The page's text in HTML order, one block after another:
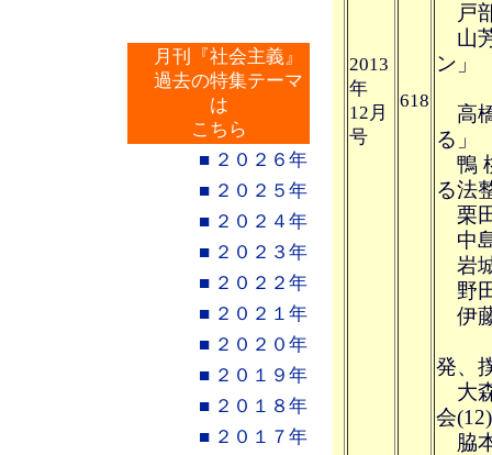
月刊『社会主義』
過去の特集テーマ
は
こちら
■ ２０２６年
■ ２０２５年
■ ２０２４年
■ ２０２３年
■ ２０２２年
■ ２０２１年
■ ２０２０年
■ ２０１９年
■ ２０１８年
■ ２０１７年
2013
年
12月
号
618
戸
山
ン」
高
る」
鴨
る法
栗
中
岩
野
伊
発、
大
会
脇